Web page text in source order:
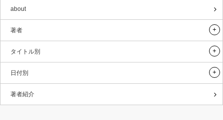
about
著者
タイトル別
日付別
著者紹介